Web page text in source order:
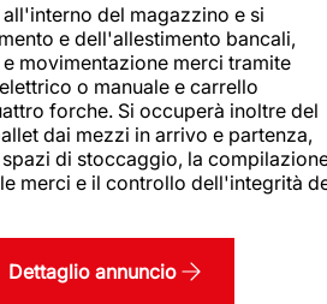
del magazzino e si
e dell'allestimento bancali,
movimentazione merci tramite
o manuale e carrello
forche. Si occuperà inoltre del
dai mezzi in arrivo e partenza,
di stoccaggio, la
merci e il controllo dell'integrità
Dettaglio annuncio